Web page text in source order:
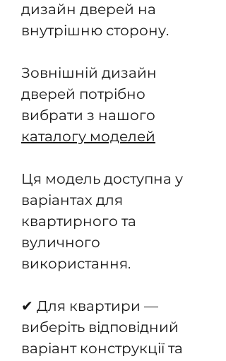
дизайн дверей на
внутрішню сторону.
Зовнішній дизайн
дверей потрібно
вибрати з нашого
каталогу моделей
Ця модель доступна у
варіантах для
квартирного та
вуличного
використання.
✔ Для квартири —
виберіть відповідний
варіант конструкції та